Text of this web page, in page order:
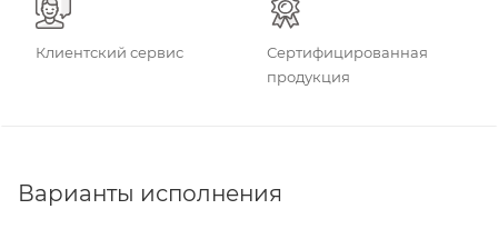
Клиентский сервис
Сертифицированная
продукция
Варианты исполнения